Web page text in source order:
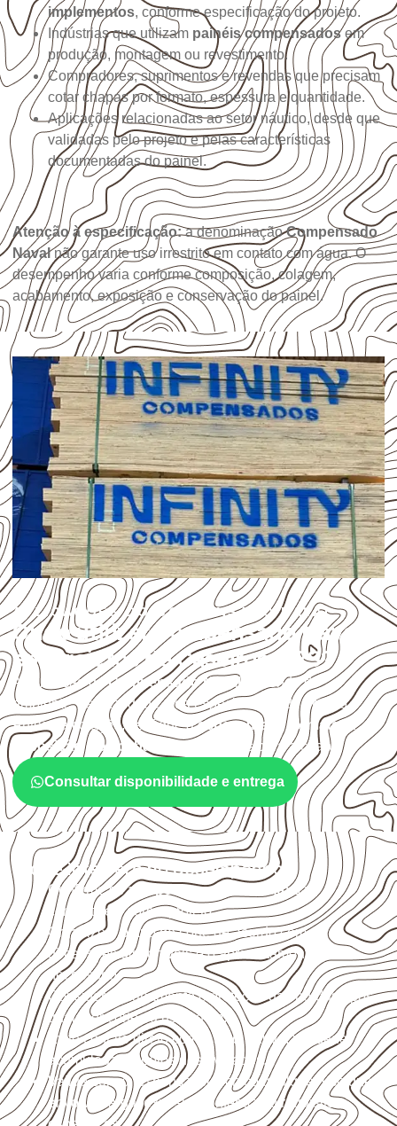
implementos, conforme especificação do projeto.
Indústrias que utilizam painéis compensadosem
produção, montagem ou revestimento.
Compradores, suprimentos e revendas que precisam
cotar chapas por formato, espessura e quantidade.
Aplicações relacionadas ao setor náutico, desde que
validadas pelo projeto e pelas características
documentadas do painel.
Atenção à especificação:a denominaçãoCompensado
Navalnão garante uso irrestrito em contato com água. O
desempenho varia conforme composição, colagem,
acabamento, exposição e conservação do painel.
APLICAÇÕES DO COMPENSADO NAVAL
Onde utilizar Compensado Naval
em projetos de Caseiros – RS?
A utilização doCompensado Naval depende do
ambiente, da finalidade e da especificação do projeto.
Antes da cotação, verifique aespessura, o formato, a
exposição e o acabamento
previstos para a chapa.
Consultar disponibilidade e entrega
O que interfere no desempenho
Confirme se a espessura e o formatosão
compatíveis com o projeto.
Organize o plano de corte de acordo com as
dimensões disponíveis e o aproveitamento
necessário.
Considere acabamento e proteção das bordas após
qualquer corte ou usinagem.
Evite contato direto com o solo, chuva, umidade
acumulada e apoios desnivelados.
Valide com o responsável técnico qualquer uso que
envolva carga, exposição intensa ou requisitos